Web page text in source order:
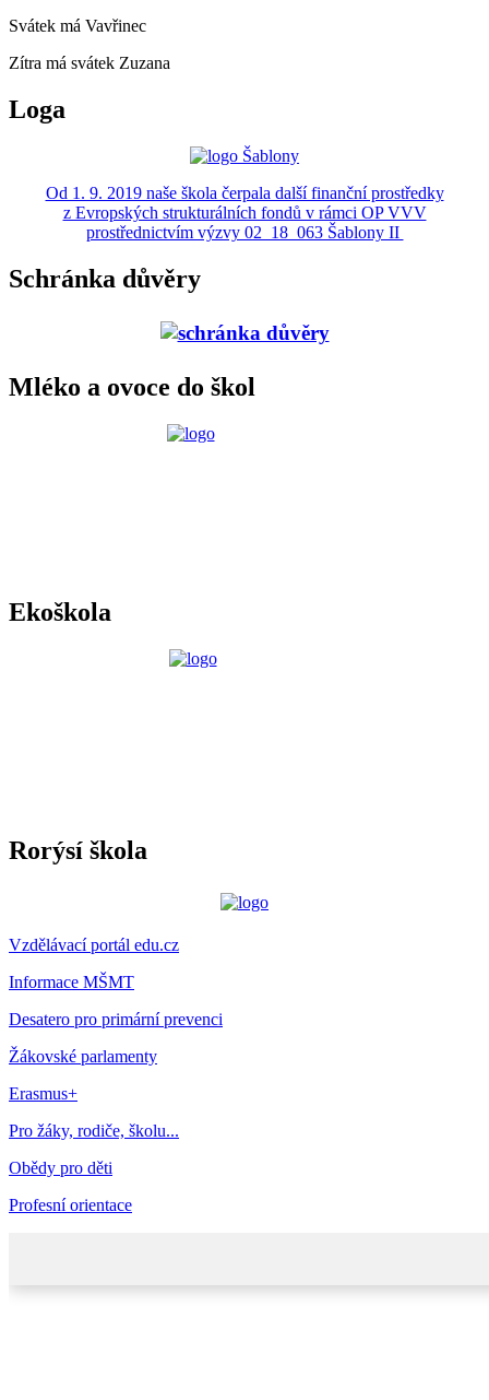
Svátek má Vavřinec
Zítra má svátek Zuzana
Loga
Od 1. 9. 2019 naše škola čerpala další finanční prostředky
z Evropských strukturálních fondů v rámci OP VVV
prostřednictvím výzvy 02_18_063 Šablony II
Schránka důvěry
Mléko a ovoce do škol
Ekoškola
Rorýsí škola
Vzdělávací portál edu.cz
Informace MŠMT
Desatero pro primární prevenci
Žákovské parlamenty
Erasmus+
Pro žáky, rodiče, školu...
Obědy pro děti
Profesní orientace